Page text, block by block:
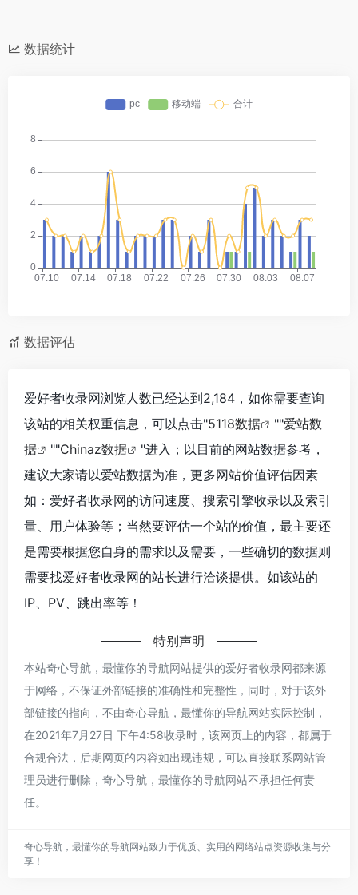
数据统计
数据评估
爱好者收录网浏览人数已经达到2,184，如你需要查询
该站的相关权重信息，可以点击"5118数据 ""爱站数
据
""Chinaz数据
"进入；以目前的网站数据参考，
建议大家请以爱站数据为准，更多网站价值评估因素
如：爱好者收录网的访问速度、搜索引擎收录以及索引
量、用户体验等；当然要评估一个站的价值，最主要还
是需要根据您自身的需求以及需要，一些确切的数据则
需要找爱好者收录网的站长进行洽谈提供。如该站的
IP、PV、跳出率等！
特别声明
本站奇心导航，最懂你的导航网站提供的爱好者收录网都来源
于网络，不保证外部链接的准确性和完整性，同时，对于该外
部链接的指向，不由奇心导航，最懂你的导航网站实际控制，
在2021年7月27日 下午4:58收录时，该网页上的内容，都属于
合规合法，后期网页的内容如出现违规，可以直接联系网站管
理员进行删除，奇心导航，最懂你的导航网站不承担任何责
任。
奇心导航，最懂你的导航网站致力于优质、实用的网络站点资源收集与分
享！